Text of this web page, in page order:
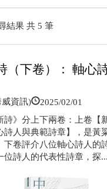
結果 共 5 筆
（下卷）： 軸心
資訊) 2025/02/01
》分上下兩卷：上卷【
詩人與典範詩章】，是黃
下卷評介八位軸心詩人的
位詩人的代表性詩章，探...